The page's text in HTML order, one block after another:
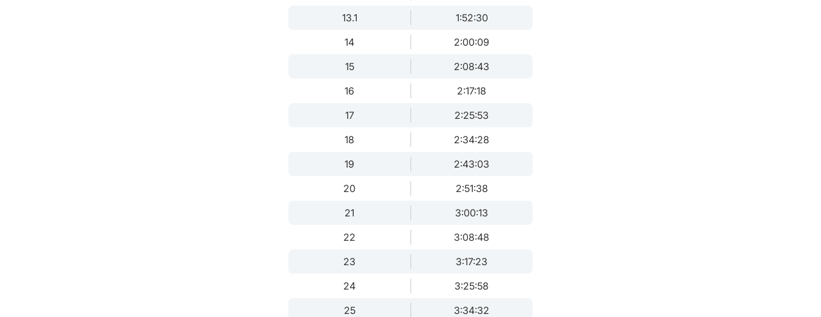
13.1
1:52:30
14
2:00:09
15
2:08:43
16
2:17:18
17
2:25:53
18
2:34:28
19
2:43:03
20
2:51:38
21
3:00:13
22
3:08:48
23
3:17:23
24
3:25:58
25
3:34:32